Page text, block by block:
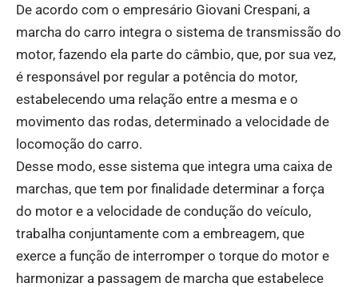
De acordo com o empresário Giovani Crespani, a
marcha do carro integra o sistema de transmissão do
motor, fazendo ela parte do câmbio, que, por sua vez,
é responsável por regular a potência do motor,
estabelecendo uma relação entre a mesma e o
movimento das rodas, determinado a velocidade de
locomoção do carro.
Desse modo, esse sistema que integra uma caixa de
marchas, que tem por finalidade determinar a força
do motor e a velocidade de condução do veículo,
trabalha conjuntamente com a embreagem, que
exerce a função de interromper o torque do motor e
harmonizar a passagem de marcha que estabelece